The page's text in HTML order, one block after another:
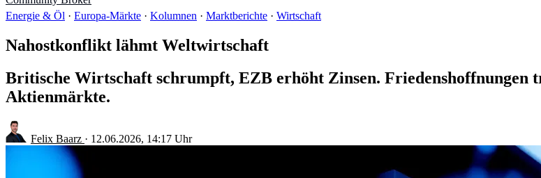
Energie & Öl · Europa-Märkte · Kolumnen · Marktberichte · Wirtschaft
Nahostkonflikt lähmt Weltwirtschaft
Britische Wirtschaft schrumpft, EZB erhöht Zinsen. Friedenshoffnungen
Aktienmärkte.
Felix Baarz · 12.06.2026, 14:17 Uhr